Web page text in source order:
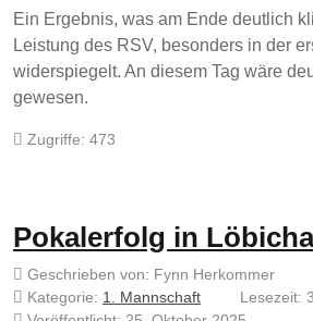
Ein Ergebnis, was am Ende deutlich
Leistung des RSV, besonders in der
widerspiegelt. An diesem Tag wäre
gewesen.
Zugriffe: 473
Pokalerfolg in
Geschrieben von: Fynn Herkommer
Kategorie: 1. Mannschaft
Lesezeit: